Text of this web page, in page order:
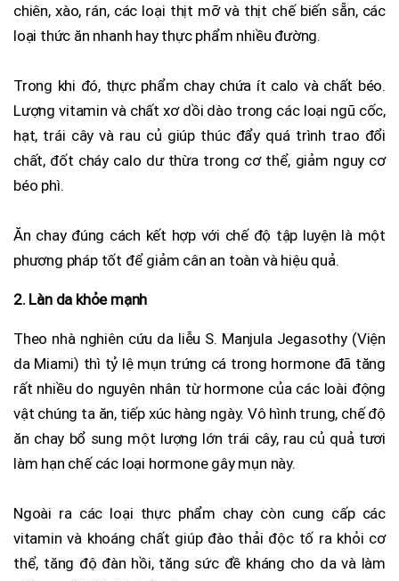
chiên, xào, rán, các loại thịt mỡ và thịt chế biến sẵn, các
loại thức ăn nhanh hay thực phẩm nhiều đường.
Trong khi đó, thực phẩm chay chứa ít calo và chất béo.
Lượng vitamin và chất xơ dồi dào trong các loại ngũ cốc,
hạt, trái cây và rau củ giúp thúc đẩy quá trình trao đổi
chất, đốt cháy calo dư thừa trong cơ thể, giảm nguy cơ
béo phì.
Ăn chay đúng cách kết hợp với chế độ tập luyện là một
phương pháp tốt để giảm cân an toàn và hiệu quả.
2. Làn da khỏe mạnh
Theo nhà nghiên cứu da liễu S. Manjula Jegasothy (Viện
da Miami) thì tỷ lệ mụn trứng cá trong hormone đã tăng
rất nhiều do nguyên nhân từ hormone của các loài động
vật chúng ta ăn, tiếp xúc hàng ngày. Vô hình trung, chế độ
ăn chay bổ sung một lượng lớn trái cây, rau củ quả tươi
làm hạn chế các loại hormone gây mụn này.
Ngoài ra các loại thực phẩm chay còn cung cấp các
vitamin và khoáng chất giúp đào thải độc tố ra khỏi cơ
thể, tăng độ đàn hồi, tăng sức đề kháng cho da và làm